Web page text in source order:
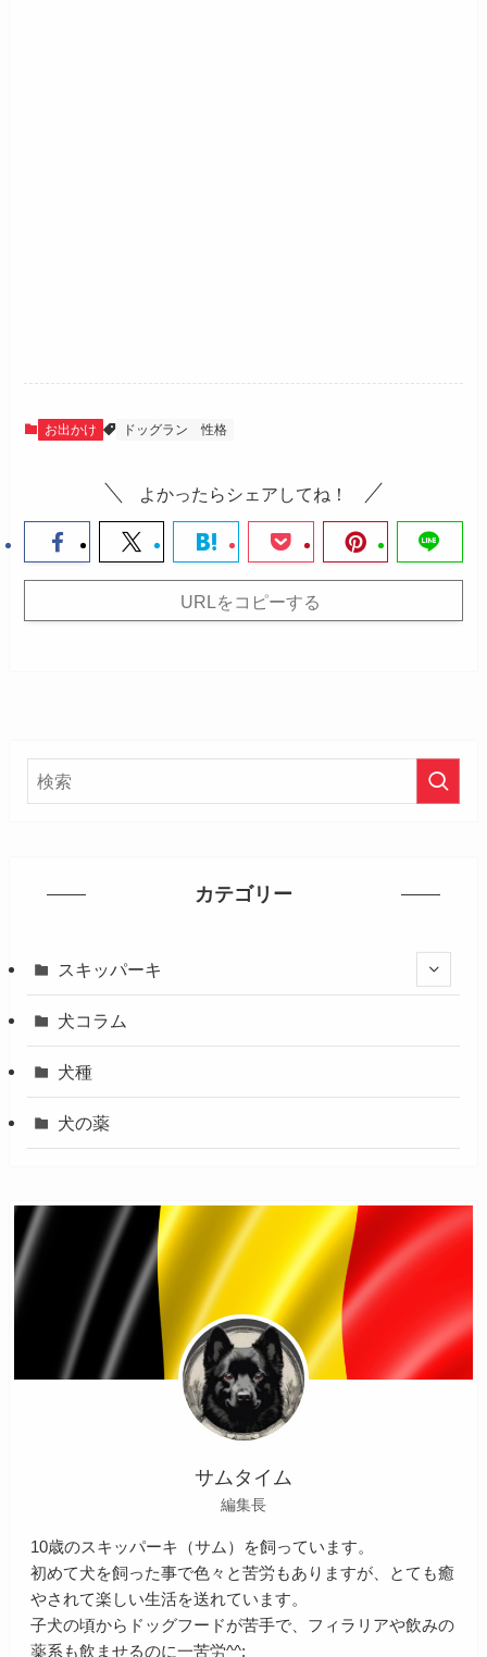
お出かけ ドッグラン 性格
よかったらシェアしてね！
URLをコピーする
カテゴリー
スキッパーキ
犬コラム
犬種
犬の薬
サムタイム
編集長
10歳のスキッパーキ（サム）を飼っています。
初めて犬を飼った事で色々と苦労もありますが、とても癒
やされて楽しい生活を送れています。
子犬の頃からドッグフードが苦手で、フィラリアや飲みの
薬系も飲ませるのに一苦労^^;